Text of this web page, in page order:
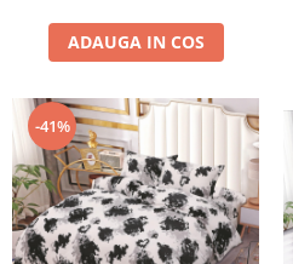
ADAUGA IN COS
-41%